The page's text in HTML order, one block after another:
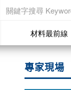
材料最前線
專家現場